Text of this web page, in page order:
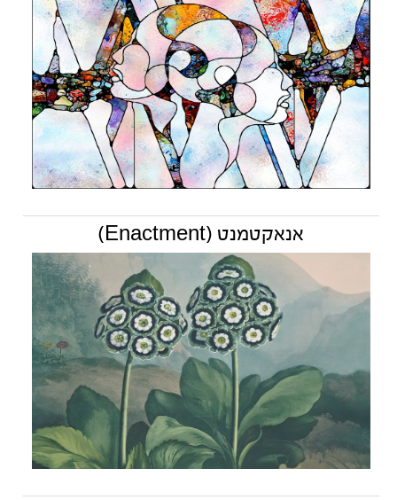
אנאקטמנט (Enactment)